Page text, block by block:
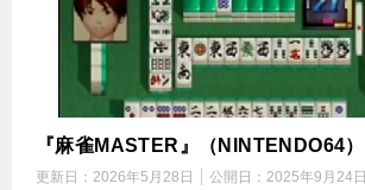
『麻雀MASTER』（NINTENDO64）
更新日： 2026年5月28日 公開日： 2025年9月24日